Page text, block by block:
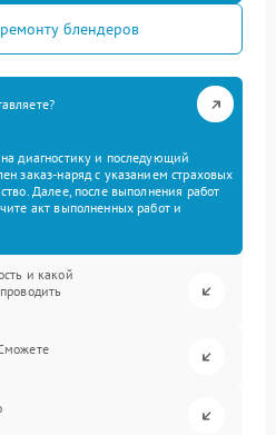
блендеров
диагностику и последующий
заказ-наряд с указанием страховых
Далее, после выполнения работ
акт выполненных работ и
и какой